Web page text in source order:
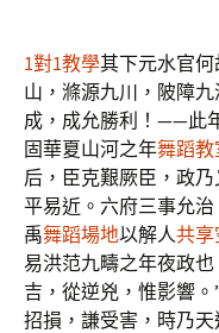
1對1教學其下元水官
山，滌源九川，陂障
成，成允勝利！——此
固華夏山河之年舞蹈教
后，臣克艱厥臣，政
平易近。六府三事允
禹舞蹈場地以解人共享
易洪范九疇之年夜政
吉，從逆兇，惟影響
招損，謙受害，時乃